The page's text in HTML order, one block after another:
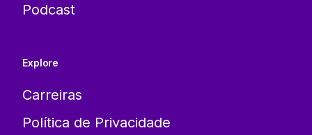
Podcast
Explore
Carreiras
Política de Privacidade